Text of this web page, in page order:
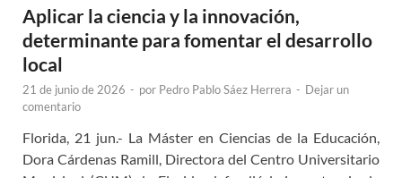
Aplicar la ciencia y la innovación,
determinante para fomentar el desarrollo
local
21 de junio de 2026 - por Pedro Pablo Sáez Herrera - Dejar un
comentario
Florida, 21 jun.- La Máster en Ciencias de la Educación,
Dora Cárdenas Ramill, Directora del Centro Universitario